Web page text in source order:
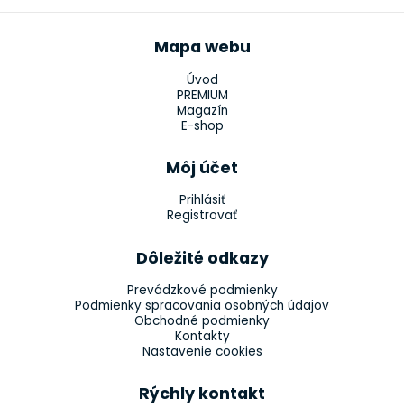
Mapa webu
Úvod
PREMIUM
Magazín
E-shop
Môj účet
Prihlásiť
Registrovať
Dôležité odkazy
Prevádzkové podmienky
Podmienky spracovania osobných údajov
Obchodné podmienky
Kontakty
Nastavenie cookies
Rýchly kontakt